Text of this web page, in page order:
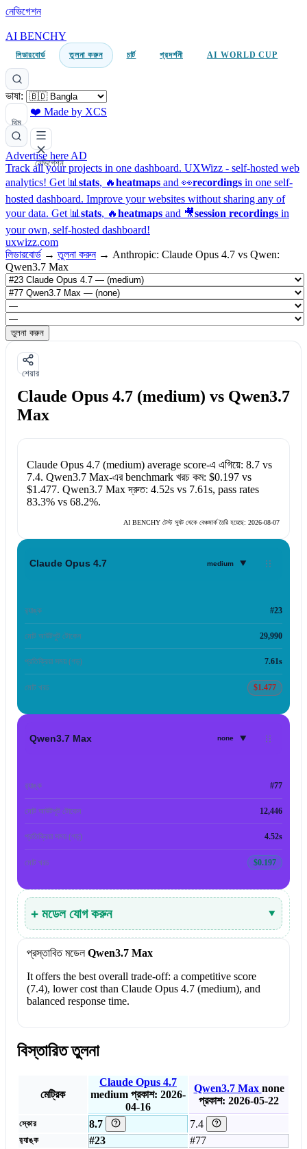
নেভিগেশন
AI BENCHY
লিডারবোর্ড তুলনা করুন চার্ট প্রদর্শনী AI WORLD CUP
ভাষা:
থিম
❤️ Made by XCS
নেভিগেশন
Advertise here AD
Track all your projects in one dashboard. UXWizz - self-hosted web
analytics! Get 📊 stats, 🔥heatmaps and 👀recordings in one self-
hosted dashboard. Improve your websites without sharing any of
your data. Get 📊 stats, 🔥heatmaps and 🎥session recordings in
your own, self-hosted dashboard!
uxwizz.com
লিডারবোর্ড → তুলনা করুন → Anthropic: Claude Opus 4.7 vs Qwen:
Qwen3.7 Max
তুলনা করুন
শেয়ার
Claude Opus 4.7 (medium) vs Qwen3.7
Max
Claude Opus 4.7 (medium)average score-এ এগিয়ে: 8.7vs
7.4. Qwen3.7 Max-এর benchmark খরচ কম: $0.197vs
$1.477. Qwen3.7 Maxদ্রুত: 4.52svs 7.61s, pass rates
83.3%vs 68.2%.
AI BENCHY টেস্ট স্যুট থেকে বেঞ্চমার্ক তৈরি হয়েছে: 2026-08-07
Claude Opus 4.7 medium ▾
র‍্যাঙ্ক #23
মোট আউটপুট টোকেন 29,990
প্রতিক্রিয়া সময় (গড়) 7.61s
মোট খরচ $1.477
Qwen3.7 Max none ▾
র‍্যাঙ্ক #77
মোট আউটপুট টোকেন 12,446
প্রতিক্রিয়া সময় (গড়) 4.52s
মোট খরচ $0.197
+ মডেল যোগ করুন ▾
প্রস্তাবিত মডেল Qwen3.7 Max
It offers the best overall trade-off: a competitive score
(7.4), lower cost than Claude Opus 4.7 (medium), and
balanced response time.
বিস্তারিত তুলনা
মেট্রিক
Claude Opus 4.7
medium প্রকাশ: 2026-
04-16
Qwen3.7 Max none
প্রকাশ: 2026-05-22
স্কোর 8.7 7.4
র‍্যাঙ্ক #23 #77